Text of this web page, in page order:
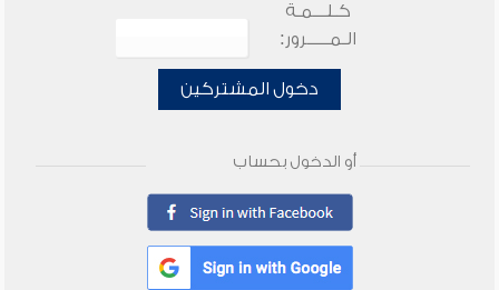
كـلـــمـة
الـمـــــرور:
دخول المشتركين
أو الدخول بحساب